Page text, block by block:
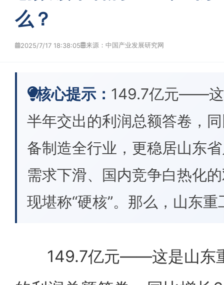
么？
2025/7/17 18:38:05 来源：中国产业发展研究网
核心提示： 149.7亿元——这
半年交出的利润总额答卷，
备制造全行业，更稳居山东
需求下滑、国内竞争白热化
现堪称“硬核”。那么，山东
149.7亿元——这是山东重